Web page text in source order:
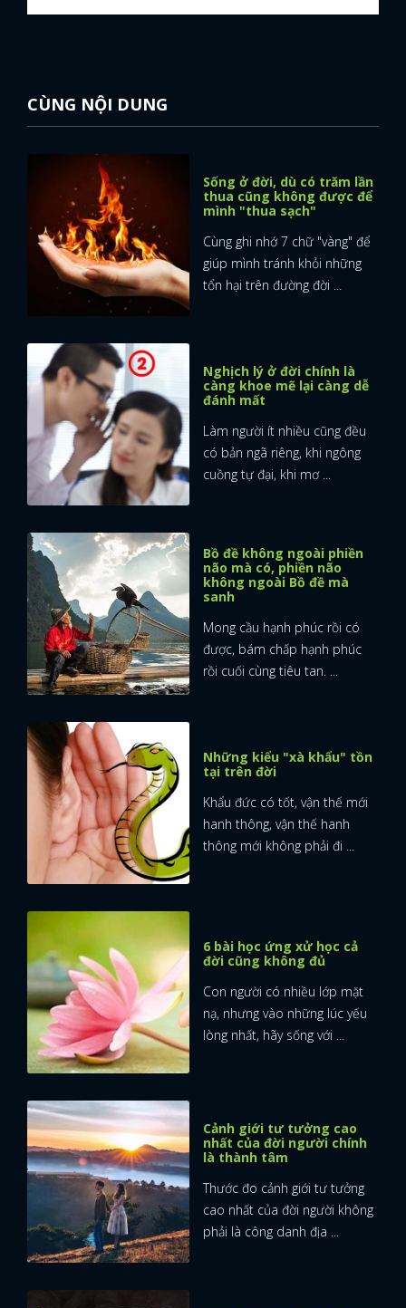
CÙNG NỘI DUNG
Sống ở đời, dù có trăm lần
thua cũng không được để
mình "thua sạch"
Cùng ghi nhớ 7 chữ "vàng" để
giúp mình tránh khỏi những
tổn hại trên đường đời ...
Nghịch lý ở đời chính là
càng khoe mẽ lại càng dễ
đánh mất
Làm người ít nhiều cũng đều
có bản ngã riêng, khi ngông
cuồng tự đại, khi mơ ...
Bồ đề không ngoài phiền
não mà có, phiền não
không ngoài Bồ đề mà
sanh
Mong cầu hạnh phúc rồi có
được, bám chấp hạnh phúc
rồi cuối cùng tiêu tan. ...
Những kiểu "xà khẩu" tồn
tại trên đời
Khẩu đức có tốt, vận thế mới
hanh thông, vận thế hanh
thông mới không phải đi ...
6 bài học ứng xử học cả
đời cũng không đủ
Con người có nhiều lớp mặt
nạ, nhưng vào những lúc yếu
lòng nhất, hãy sống với ...
Cảnh giới tư tưởng cao
nhất của đời người chính
là thành tâm
Thước đo cảnh giới tư tưởng
cao nhất của đời người không
phải là công danh địa ...